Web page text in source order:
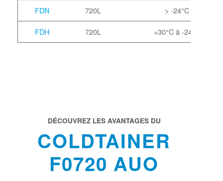
FDN 720L > -24°C
FDH 720L +30°C à -24°C
DÉCOUVREZ LES AVANTAGES DU
COLDTAINER
F0720 AUO